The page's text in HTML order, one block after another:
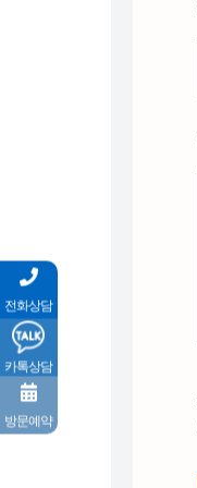
전화상담
카톡상담
방문예약